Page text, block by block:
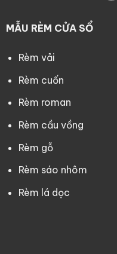
MẪU RÈM CỬA SỔ
Rèm vải
Rèm cuốn
Rèm roman
Rèm cầu vồng
Rèm gỗ
Rèm sáo nhôm
Rèm lá dọc